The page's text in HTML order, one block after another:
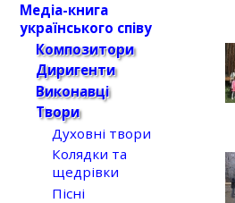
Медіа-книга
українського співу
Композитори
Диригенти
Виконавці
Твори
Духовні твори
Колядки та
щедрівки
Пісні